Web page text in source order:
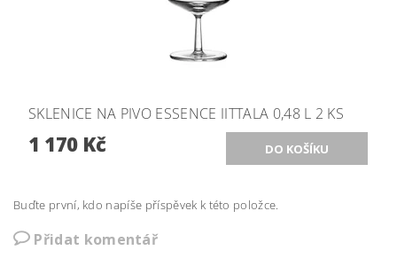
SKLENICE NA PIVO ESSENCE IITTALA 0,48 L 2 KS
1 170 Kč
Buďte první, kdo napíše příspěvek k této položce.
Přidat komentář